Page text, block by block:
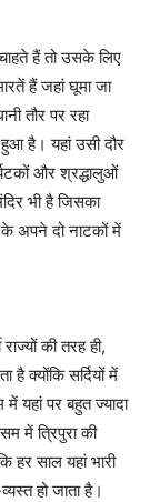
हैं तो उसके लिए
हैं जहां घूमा जा
तौर पर रहा
है। यहां उसी दौर
और श्रद्धालुओं
भी है जिसका
के अपने दो नाटकों में
की तरह ही,
है क्योंकि सर्दियों में
में यहां पर बहुत ज्यादा
में त्रिपुरा की
हर साल यहां भारी
हो जाता है।